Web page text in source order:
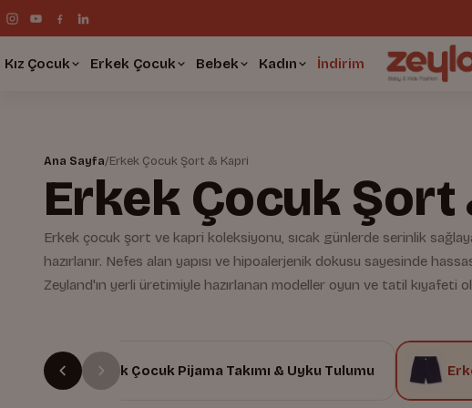
Kız Çocuk Erkek Çocuk Bebek Kadın İndirim
Ana Sayfa/Erkek Çocuk Şort & Kapri
Erkek Çocuk Şort
Erkek çocuk şort ve kapri koleksiyonu, sıcak günlerde serinlik
hazırlanır. Nefes alan yapısı ve hipoalerjenik dokusu sayesinde
Zeyland'ın yerli üretimiyle hazırlanan modeller oyun ve tatil kıyafeti
Erkek Çocuk Pijama Takımı & Uyku Tulumu